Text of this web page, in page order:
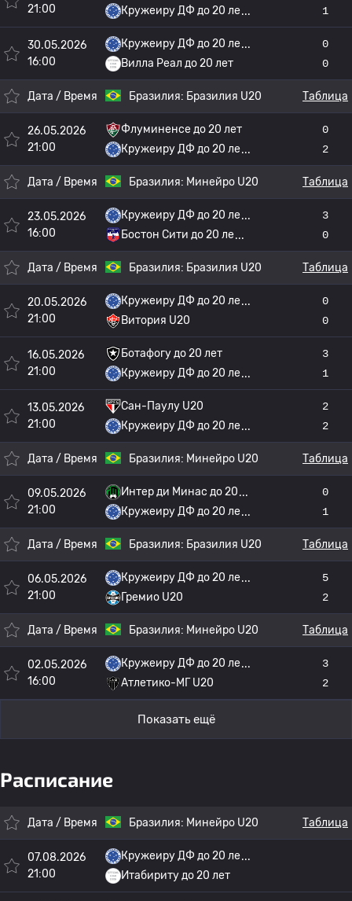
21:00
Кружеиру ДФ до 20 ле
1
30.05.2026
16:00
Кружеиру ДФ до 20 ле
Вилла Реал до 20 лет
0
0
Дата / Время Бразилия: Бразилия U20 Таблица
26.05.2026
21:00
Флуминенсе до 20 лет
Кружеиру ДФ до 20 ле
0
2
Дата / Время Бразилия: Минейро U20 Таблица
23.05.2026
16:00
Кружеиру ДФ до 20 ле
Бостон Сити до 20 ле
3
0
Дата / Время Бразилия: Бразилия U20 Таблица
20.05.2026
21:00
Кружеиру ДФ до 20 ле
Витория U20
0
0
16.05.2026
21:00
Ботафогу до 20 лет
Кружеиру ДФ до 20 ле
3
1
13.05.2026
21:00
Сан-Паулу U20
Кружеиру ДФ до 20 ле
2
2
Дата / Время Бразилия: Минейро U20 Таблица
09.05.2026
21:00
Интер ди Минас до 20
Кружеиру ДФ до 20 ле
0
1
Дата / Время Бразилия: Бразилия U20 Таблица
06.05.2026
21:00
Кружеиру ДФ до 20 ле
Гремио U20
5
2
Дата / Время Бразилия: Минейро U20 Таблица
02.05.2026
16:00
Кружеиру ДФ до 20 ле
Атлетико-МГ U20
3
2
Показать ещё
Расписание
Дата / Время Бразилия: Минейро U20 Таблица
07.08.2026
21:00
Кружеиру ДФ до 20 ле
Итабириту до 20 лет